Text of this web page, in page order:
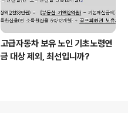
고급자동차 보유 노인 기초노령연
금 대상 제외, 최선입니까?